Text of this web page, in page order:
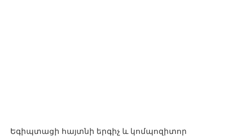
Եգիպտացի հայտնի երգիչ և կոմպոզիտոր